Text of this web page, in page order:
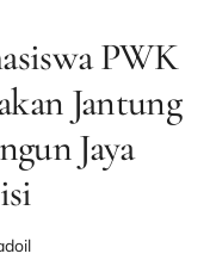
PWK
Jantung
Jaya